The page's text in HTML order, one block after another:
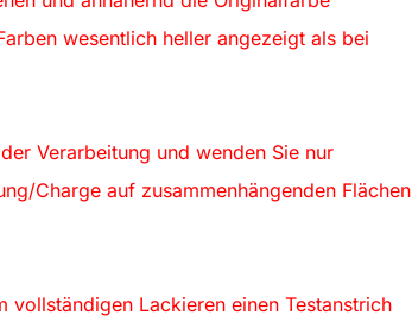
wesentlich heller angezeigt als bei
Verarbeitung und wenden Sie nur
Charge auf zusammenhängenden Flächen
vollständigen Lackieren einen Testanstrich